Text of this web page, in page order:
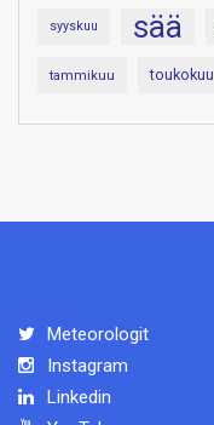
syyskuu sää
tammikuu toukokuu
Meteorologit
Instagram
Linkedin